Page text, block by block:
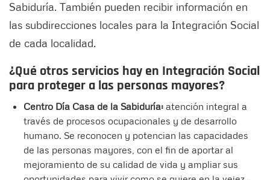
Sabiduría. También pueden recibir información en
las subdirecciones locales para la Integración Social
de cada localidad.
¿Qué otros servicios hay en Integración Social
para proteger a las personas mayores?
Centro Día Casa de la Sabiduría: atención integral a
través de procesos ocupacionales y de desarrollo
humano. Se reconocen y potencian las capacidades
de las personas mayores, con el fin de aportar al
mejoramiento de su calidad de vida y ampliar sus